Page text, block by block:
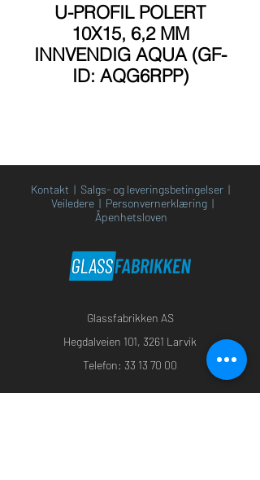
U-PROFIL POLERT
10X15, 6,2 MM
INNVENDIG AQUA (GF-
ID: AQG6RPP)
Kontakt | Salgs- og leveringsbetingelser|
Veiledere | Personvernerklæring |
Åpenhetsloven
Glassfabrikken AS
Hegdalveien 101, 3261 Larvik
Telefon: 33 13 70 00